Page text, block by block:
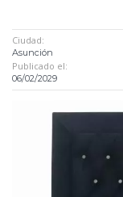
Ciudad:
Asunción
Publicado el:
06/02/2029